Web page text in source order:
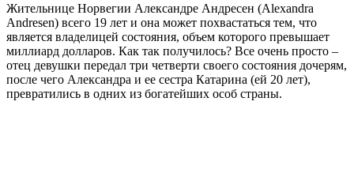
Жительнице Норвегии Александре Андресен (Alexandra
Andresen) всего 19 лет и она может похвастаться тем, что
является владелицей состояния, объем которого превышает
миллиард долларов. Как так получилось? Все очень просто –
отец девушки передал три четверти своего состояния дочерям,
после чего Александра и ее сестра Катарина (ей 20 лет),
превратились в одних из богатейших особ страны.